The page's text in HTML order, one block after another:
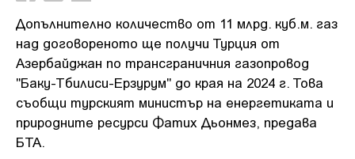
Допълнително количество от 11 млрд. куб.м. газ
над договореното ще получи Турция от
Азербайджан по трансграничния газопровод
"Баку-Тбилиси-Ерзурум" до края на 2024 г. Това
съобщи турският министър на енергетиката и
природните ресурси Фатих Дьонмез, предава
БТА.